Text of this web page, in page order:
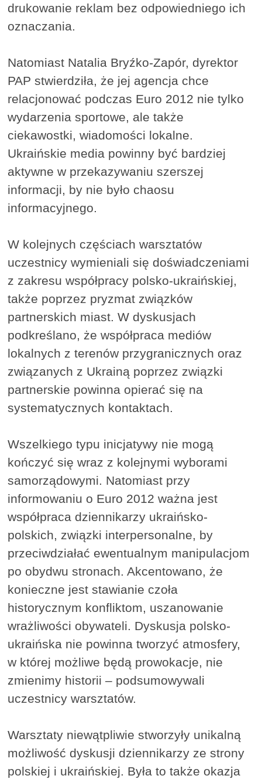
drukowanie reklam bez odpowiedniego ich
oznaczania.
Natomiast Natalia Bryźko-Zapór, dyrektor
PAP stwierdziła, że jej agencja chce
relacjonować podczas Euro 2012 nie tylko
wydarzenia sportowe, ale także
ciekawostki, wiadomości lokalne.
Ukraińskie media powinny być bardziej
aktywne w przekazywaniu szerszej
informacji, by nie było chaosu
informacyjnego.
W kolejnych częściach warsztatów
uczestnicy wymieniali się doświadczeniami
z zakresu współpracy polsko-ukraińskiej,
także poprzez pryzmat związków
partnerskich miast. W dyskusjach
podkreślano, że współpraca mediów
lokalnych z terenów przygranicznych oraz
związanych z Ukrainą poprzez związki
partnerskie powinna opierać się na
systematycznych kontaktach.
Wszelkiego typu inicjatywy nie mogą
kończyć się wraz z kolejnymi wyborami
samorządowymi. Natomiast przy
informowaniu o Euro 2012 ważna jest
współpraca dziennikarzy ukraińsko-
polskich, związki interpersonalne, by
przeciwdziałać ewentualnym manipulacjom
po obydwu stronach. Akcentowano, że
konieczne jest stawianie czoła
historycznym konfliktom, uszanowanie
wrażliwości obywateli. Dyskusja polsko-
ukraińska nie powinna tworzyć atmosfery,
w której możliwe będą prowokacje, nie
zmienimy historii – podsumowywali
uczestnicy warsztatów.
Warsztaty niewątpliwie stworzyły unikalną
możliwość dyskusji dziennikarzy ze strony
polskiej i ukraińskiej. Była to także okazja